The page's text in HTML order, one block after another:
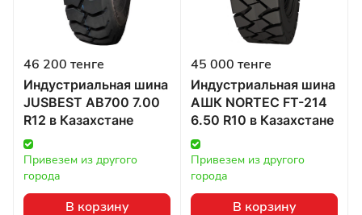
46 200 тенге
Индустриальная шина
JUSBEST AB700 7.00
R12 в Казахстане
Привезем из другого
города
В корзину
45 000 тенге
Индустриальная шина
АШК NORTEC FT-214
6.50 R10 в Казахстане
Привезем из другого
города
В корзину